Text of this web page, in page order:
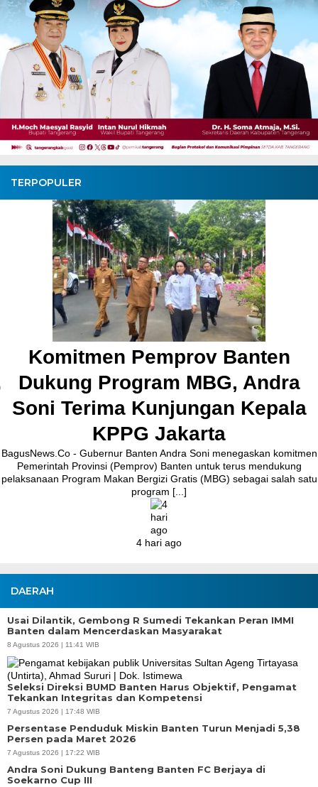
TERPOPULER
Pembangunan Jalan Ceplak–
Kronjo Sepanjang 11 Kilometer,
Bupati Tangerang: Awasi
Bersama
BagusNews.Co – Bupati Tangerang Moch. Maesyal Rasyid,
melakukan peletakan batu pertama (Groundbreaking) rekonstruksi
Agustus 2026.Pada acara tersebut, Bupati Maesyal [...]
3 hari ago
DAERAH
Usai Dilantik, Gembong R Sumedi Tekankan Peran IMMI
Banten dalam Mencerdaskan Masyarakat
8 Agustus 2026 | 11:41 WIB
Seleksi Direksi BUMD Banten Harus Objektif, Pengamat
Tekankan Integritas dan Kompetensi
7 Agustus 2026 | 17:48 WIB
Persentase Penduduk Miskin Banten Turun Menjadi 5,38
Persen pada Maret 2026
7 Agustus 2026 | 17:22 WIB
Andra Soni Dukung Banteng Banten FC Berjaya di
Soekarno Cup III